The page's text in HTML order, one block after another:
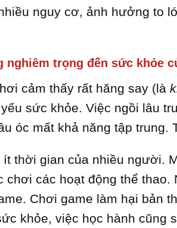
nguy cơ, ảnh hưởng to
nghiêm trọng đến sức khỏe
cảm thấy rất hăng say (là
sức khỏe. Việc ngồi lâu
óc mất khả năng tập trung.
thời gian của nhiều người.
chơi các hoạt động thể
Chơi game làm hại bản
khỏe, việc học hành cũng